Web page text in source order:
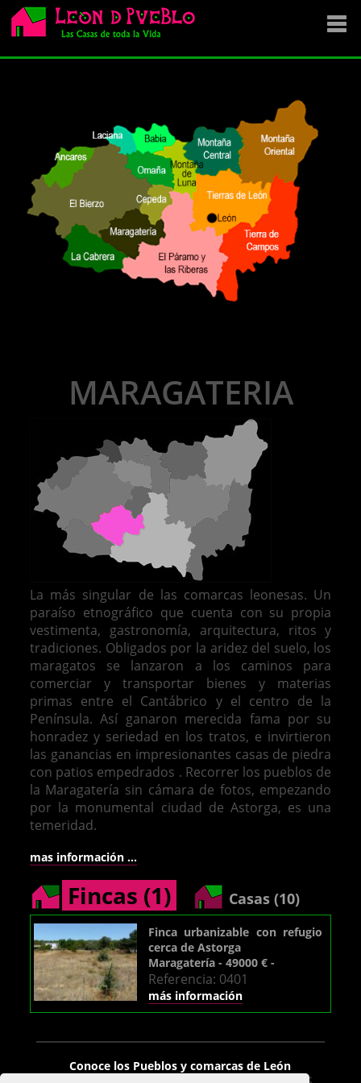
SE VENDE
OFERTAS
NOVEDADES
VENDEMOS TU CASA
DÓNDE COMPRAR ?
MARAGATERIA
La más singular de las comarcas leonesas. Un
paraíso etnográfico que cuenta con su propia
vestimenta, gastronomía, arquitectura, ritos y
tradiciones. Obligados por la aridez del suelo, los
maragatos se lanzaron a los caminos para
comerciar y transportar bienes y materias
primas entre el Cantábrico y el centro de la
Península. Así ganaron merecida fama por su
honradez y seriedad en los tratos, e invirtieron
las ganancias en impresionantes casas de piedra
con patios empedrados . Recorrer los pueblos de
la Maragatería sin cámara de fotos, empezando
por la monumental ciudad de Astorga, es una
temeridad.
mas información ...
Fincas (1) Casas (10)
Finca urbanizable con refugio
cerca de Astorga
Maragatería - 49000 € -
Referencia: 0401
más información
Conoce los Pueblos y comarcas de León